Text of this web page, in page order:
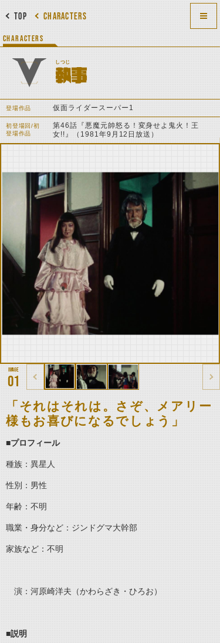
CHARACTERS
TOP
CHARACTERS
しつじ
執事
登場作品 仮面ライダースーパー1
初登場回/初
登場作品
第46話『悪魔元帥怒る！変身せよ鬼火！王
女!!』（1981年9月12日放送）
01
「それはそれは。さぞ、メアリー
様もお喜びになるでしょう」
■プロフィール
種族：異星人
性別：男性
年齢：不明
職業・身分など：ジンドグマ大幹部
家族など：不明
演：河原崎洋夫（かわらざき・ひろお）
■説明